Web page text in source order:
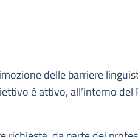
delle barriere
è attivo, all’interno del